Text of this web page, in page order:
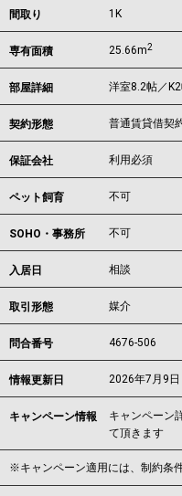
間取り 1K
専有面積 25.66m2
部屋詳細 洋室8.2帖／
契約形態 普通賃貸借契
保証会社 利用必須
ペット飼育 不可
SOHO・事務所 不可
入居日 相談
取引形態 媒介
問合番号 4676-506
情報更新日 2026年7月9日
キャンペーン情報
キャンペーン
て頂きます
※キャンペーン適用には、制約条